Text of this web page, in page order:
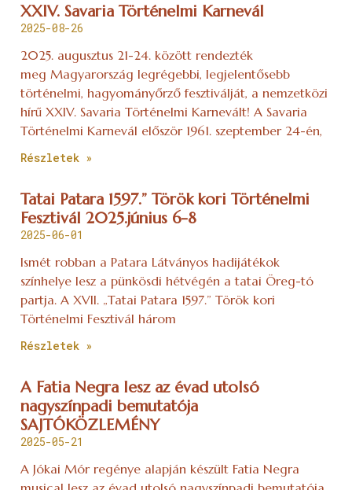
XXIV. Savaria Történelmi Karnevál
2025-08-26
2025. augusztus 21-24. között rendezték
meg Magyarország legrégebbi, legjelentősebb
történelmi, hagyományőrző fesztiválját, a nemzetközi
hírű XXIV. Savaria Történelmi Karnevált! A Savaria
Történelmi Karnevál először 1961. szeptember 24-én,
Részletek »
Tatai Patara 1597.” Török kori Történelmi
Fesztivál 2025.június 6-8
2025-06-01
Ismét robban a Patara Látványos hadijátékok
színhelye lesz a pünkösdi hétvégén a tatai Öreg-tó
partja. A XVII. „Tatai Patara 1597.” Török kori
Történelmi Fesztivál három
Részletek »
A Fatia Negra lesz az évad utolsó
nagyszínpadi bemutatója
SAJTÓKÖZLEMÉNY
2025-05-21
A Jókai Mór regénye alapján készült Fatia Negra